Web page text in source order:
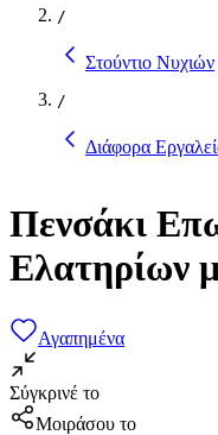
/
Στούντιο Νυχιών
/
Διάφορα
Πενσάκι
Ελατηρίων
Αγαπημένα
Σύγκρινέ το
Μοιράσου το